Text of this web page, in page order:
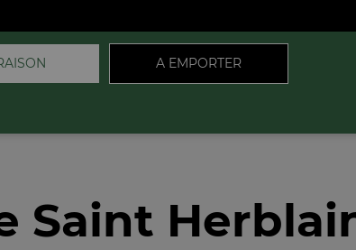
A EMPORTER
Saint